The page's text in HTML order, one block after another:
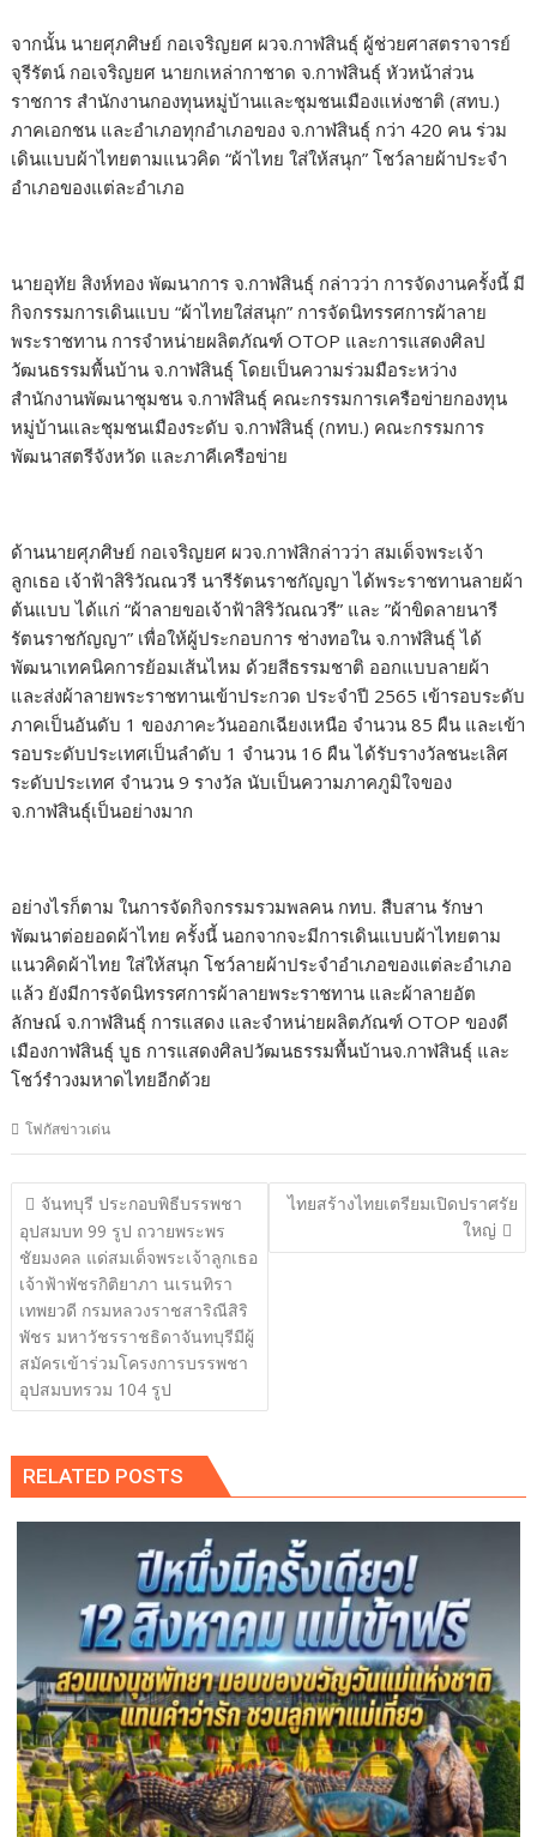
จากนั้น นายศุภศิษย์ กอเจริญยศ ผวจ.กาฬสินธุ์ ผู้ช่วยศาสตราจารย์
จุรีรัตน์ กอเจริญยศ นายกเหล่ากาชาด จ.กาฬสินธุ์ หัวหน้าส่วน
ราชการ สำนักงานกองทุนหมู่บ้านและชุมชนเมืองแห่งชาติ (สทบ.)
ภาคเอกชน และอำเภอทุกอำเภอของ จ.กาฬสินธุ์ กว่า 420 คน ร่วม
เดินแบบผ้าไทยตามแนวคิด “ผ้าไทย ใส่ให้สนุก” โชว์ลายผ้าประจำ
อำเภอของแต่ละอำเภอ
นายอุทัย สิงห์ทอง พัฒนาการ จ.กาฬสินธุ์ กล่าวว่า การจัดงานครั้งนี้ มี
กิจกรรมการเดินแบบ “ผ้าไทยใส่สนุก” การจัดนิทรรศการผ้าลาย
พระราชทาน การจำหน่ายผลิตภัณฑ์ OTOP และการแสดงศิลป
วัฒนธรรมพื้นบ้าน จ.กาฬสินธุ์ โดยเป็นความร่วมมือระหว่าง
สำนักงานพัฒนาชุมชน จ.กาฬสินธุ์ คณะกรรมการเครือข่ายกองทุน
หมู่บ้านและชุมชนเมืองระดับ จ.กาฬสินธุ์ (กทบ.) คณะกรรมการ
พัฒนาสตรีจังหวัด และภาคีเครือข่าย
ด้านนายศุภศิษย์ กอเจริญยศ ผวจ.กาฬสิกล่าวว่า สมเด็จพระเจ้า
ลูกเธอ เจ้าฟ้าสิริวัณณวรี นารีรัตนราชกัญญา ได้พระราชทานลายผ้า
ต้นแบบ ได้แก่ “ผ้าลายขอเจ้าฟ้าสิริวัณณวรี” และ ”ผ้าขิดลายนารี
รัตนราชกัญญา” เพื่อให้ผู้ประกอบการ ช่างทอใน จ.กาฬสินธุ์ ได้
พัฒนาเทคนิคการย้อมเส้นไหม ด้วยสีธรรมชาติ ออกแบบลายผ้า
และส่งผ้าลายพระราชทานเข้าประกวด ประจำปี 2565 เข้ารอบระดับ
ภาคเป็นอันดับ 1 ของภาคะวันออกเฉียงเหนือ จำนวน 85 ผืน และเข้า
รอบระดับประเทศเป็นลำดับ 1 จำนวน 16 ผืน ได้รับรางวัลชนะเลิศ
ระดับประเทศ จำนวน 9 รางวัล นับเป็นความภาคภูมิใจของ
จ.กาฬสินธุ์เป็นอย่างมาก
อย่างไรก็ตาม ในการจัดกิจกรรมรวมพลคน กทบ. สืบสาน รักษา
พัฒนาต่อยอดผ้าไทย ครั้งนี้ นอกจากจะมีการเดินแบบผ้าไทยตาม
แนวคิดผ้าไทย ใส่ให้สนุก โชว์ลายผ้าประจำอำเภอของแต่ละอำเภอ
แล้ว ยังมีการจัดนิทรรศการผ้าลายพระราชทาน และผ้าลายอัต
ลักษณ์ จ.กาฬสินธุ์ การแสดง และจำหน่ายผลิตภัณฑ์ OTOP ของดี
เมืองกาฬสินธุ์ บูธ การแสดงศิลปวัฒนธรรมพื้นบ้านจ.กาฬสินธุ์ และ
โชว์รำวงมหาดไทยอีกด้วย
โฟกัสข่าวเด่น
แนะแนว
เรื่อง
จันทบุรี ประกอบพิธีบรรพชา
อุปสมบท 99 รูป ถวายพระพร
ชัยมงคล แด่สมเด็จพระเจ้าลูกเธอ
เจ้าฟ้าพัชรกิติยาภา นเรนทิรา
เทพยวดี กรมหลวงราชสาริณีสิริ
พัชร มหาวัชรราชธิดาจันทบุรีมีผู้
สมัครเข้าร่วมโครงการบรรพชา
อุปสมบทรวม 104 รูป
ไทยสร้างไทยเตรียมเปิดปราศรัย
ใหญ่
RELATED POSTS